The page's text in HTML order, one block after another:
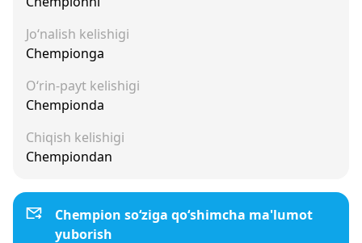
Jo‘nalish kelishigi
Chempionga
O‘rin-payt kelishigi
Chempionda
Chiqish kelishigi
Chempiondan
Chempion so‘ziga qo‘shimcha ma'lumot
yuborish